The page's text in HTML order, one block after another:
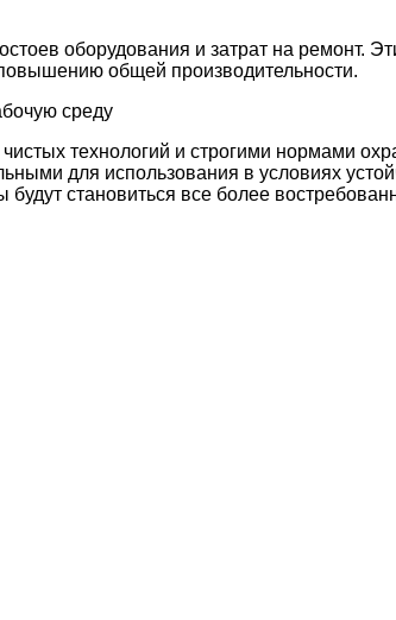
оборудования и затрат на ремонт.
общей производительности.
среду
технологий и строгими нормами
для использования в условиях
становиться все более